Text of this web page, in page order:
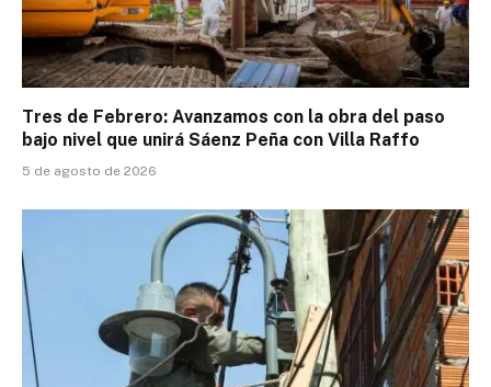
Tres de Febrero: Avanzamos con la obra del paso
bajo nivel que unirá Sáenz Peña con Villa Raffo
5 de agosto de 2026